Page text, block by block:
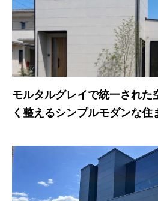
モルタルグレイで統一された
く整えるシンプルモダンな住